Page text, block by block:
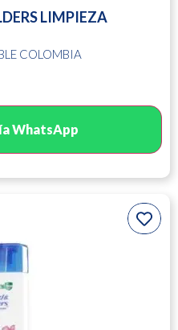
LIMPIEZA
COLOMBIA
WhatsApp